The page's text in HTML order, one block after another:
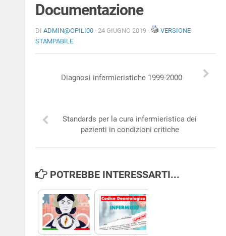
SEGRETERIA
LIBERA PROFESSIONE
FORMAZIONE
Documentazione
DI ADMIN@OPILI00 · 24 GIUGNO 2019 ·
VERSIONE
STAMPABILE
Diagnosi infermieristiche 1999-2000
Standards per la cura infermieristica dei
pazienti in condizioni critiche
POTREBBE INTERESSARTI...